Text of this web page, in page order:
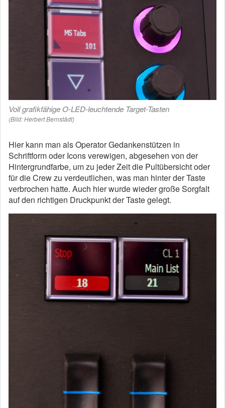
Voll grafikfähige O-LED-leuchtende Target-Tasten
(Bild: Herbert Bernstädt)
Hier kann man als Operator Gedankenstützen in
Schriftform oder Icons verewigen, abgesehen von der
Hintergrundfarbe, um zu jeder Zeit die Pultübersicht oder
für die Crew zu verdeutlichen, was man hinter der Taste
verbrochen hatte. Auch hier wurde wieder große Sorgfalt
auf den richtigen Druckpunkt der Taste gelegt.